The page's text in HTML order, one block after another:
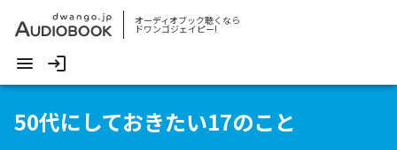
オーディオブック聴くなら
ドワンゴジェイピー!
50代にしておきたい17のこと